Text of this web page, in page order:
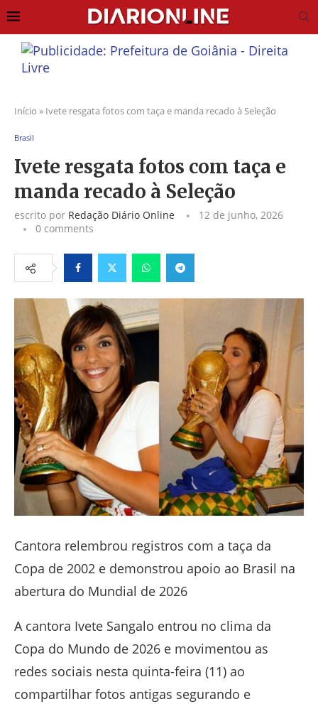
Início » Ivete resgata fotos com taça e manda recado à Seleção
Brasil
Ivete resgata fotos com taça e
manda recado à Seleção
escrito por Redação Diário Online
12 de junho, 2026
0 comments
FacebookTwitter WhatsappTelegram
Cantora relembrou registros com a taça da
Copa de 2002 e demonstrou apoio ao Brasil na
abertura do Mundial de 2026
A cantora Ivete Sangalo entrou no clima da
Copa do Mundo de 2026 e movimentou as
redes sociais nesta quinta-feira (11) ao
compartilhar fotos antigas segurando e